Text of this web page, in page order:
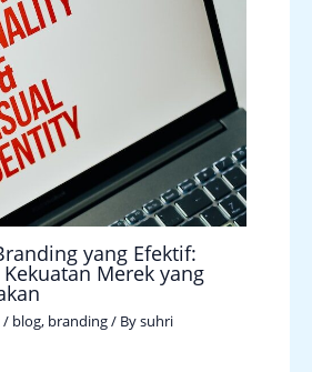
yang Efektif:
Merek yang
/ blog, branding/ Bysuhri